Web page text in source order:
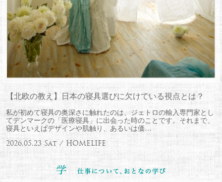
【北欧の教え】日本の寝具選びに欠けている視点とは？
私が初めて寝具の奥深さに触れたのは、ジェトロの輸入専門家とし
てデンマークの「医療寝具」に出会った時のことです。それまで、
寝具といえばデザインや肌触り、あるいは価…
2026.05.23 Sat / HOMELIFE